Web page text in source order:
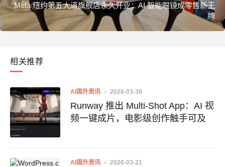
Meta 纽约第五大道旗舰店永久开业：AI 智能眼镜成零售新王
牌
相关推荐
AI国外资讯 2026-03-30
Runway 推出 Multi-Shot App：AI 视
频一键成片，电影级创作触手可及
AI国外资讯 2026-03-21